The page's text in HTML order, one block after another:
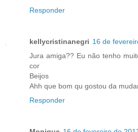
Responder
kellycristinanegri 16 de
Jura amiga?? Eu não tenho
cor
Beijos
Ahh que bom qu gostou da
Responder